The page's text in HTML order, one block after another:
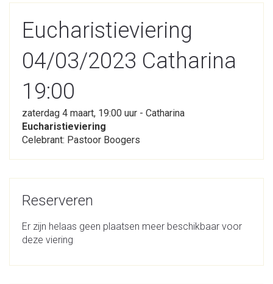
Eucharistieviering
04/03/2023 Catharina
19:00
zaterdag 4 maart, 19:00 uur - Catharina
Eucharistieviering
Celebrant: Pastoor Boogers
Reserveren
Er zijn helaas geen plaatsen meer beschikbaar voor
deze viering